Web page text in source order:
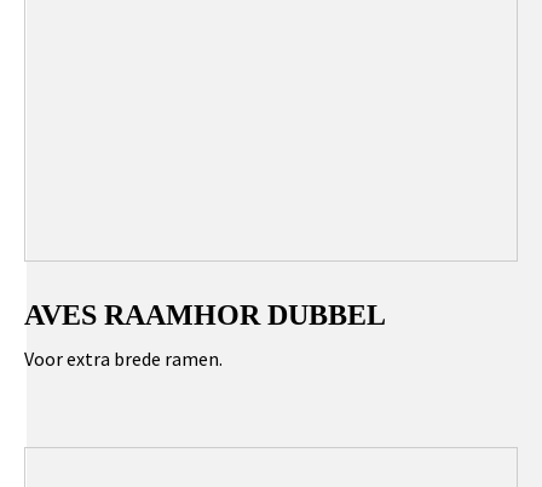
AVES RAAMHOR DUBBEL
Voor extra brede ramen.